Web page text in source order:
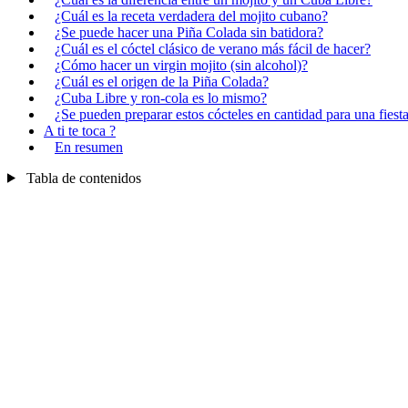
¿Cuál es la receta verdadera del mojito cubano?
¿Se puede hacer una Piña Colada sin batidora?
¿Cuál es el cóctel clásico de verano más fácil de hacer?
¿Cómo hacer un virgin mojito (sin alcohol)?
¿Cuál es el origen de la Piña Colada?
¿Cuba Libre y ron-cola es lo mismo?
¿Se pueden preparar estos cócteles en cantidad para una
A ti te toca ?
En resumen
Tabla de contenidos